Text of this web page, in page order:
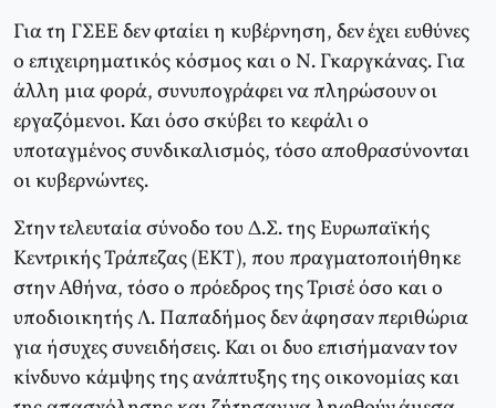
Για τη ΓΣΕΕ δεν φταίει η κυβέρνηση, δεν έχει ευθύνες
ο επιχειρηματικός κόσμος και ο Ν. Γκαργκάνας. Για
άλλη μια φορά, συνυπογράφει να πληρώσουν οι
εργαζόμενοι. Και όσο σκύβει το κεφάλι ο
υποταγμένος συνδικαλισμός, τόσο αποθρασύνονται
οι κυβερνώντες.
Στην τελευταία σύνοδο του Δ.Σ. της Ευρωπαϊκής
Κεντρικής Τράπεζας (ΕΚΤ), που πραγματοποιήθηκε
στην Αθήνα, τόσο ο πρόεδρος της Τρισέ όσο και ο
υποδιοικητής Λ. Παπαδήμος δεν άφησαν περιθώρια
για ήσυχες συνειδήσεις. Και οι δυο επισήμαναν τον
κίνδυνο κάμψης της ανάπτυξης της οικονομίας και